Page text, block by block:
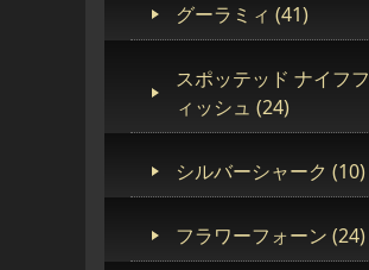
グーラミィ (41)
スポッテッド ナイフフ
ィッシュ (24)
シルバーシャーク (10)
フラワーフォーン (24)